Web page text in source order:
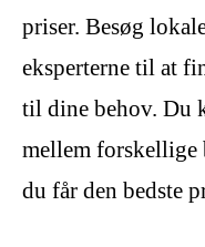
priser. Besøg
eksperterne til at
til dine behov. Du
mellem
du får den bedste